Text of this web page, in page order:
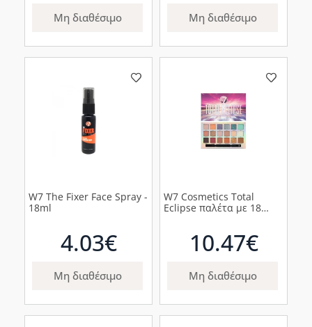
Μη διαθέσιμο Μη διαθέσιμο
W7 The Fixer Face Spray -
18ml
4.03€
Μη διαθέσιμο
W7 Cosmetics Total
Eclipse παλέτα με 18
αποχρώσεις) 18gr
10.47€
Μη διαθέσιμο